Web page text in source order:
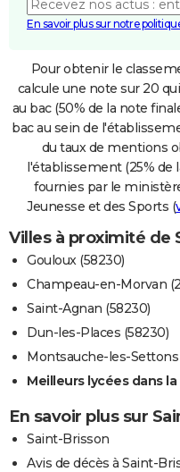
En savoir plus sur notre
Pour obtenir le
calcule une note sur 20
au bac (50% de la note
bac au sein de
du taux de mentions
l'établissement (25% de
fournies par le
Jeunesse et des Sports (
Villes à proximité de
Gouloux (58230)
Champeau-en-Morvan
Saint-Agnan (58230)
Dun-les-Places (58230)
Montsauche-les-Settons
Meilleurs lycées dans la
En savoir plus sur
Saint-Brisson
Avis de décès à Saint-